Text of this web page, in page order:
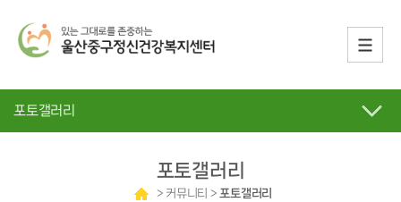
포토갤러리
포토갤러리
> 커뮤니티 >포토갤러리